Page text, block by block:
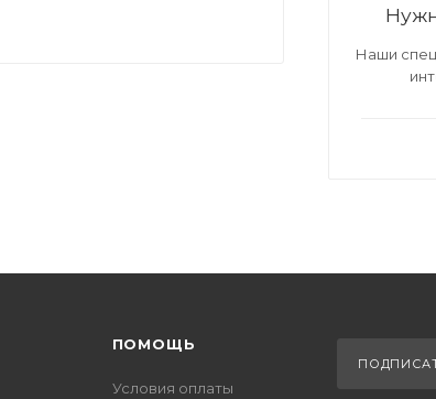
Наши
ПОМОЩЬ
Условия оплаты